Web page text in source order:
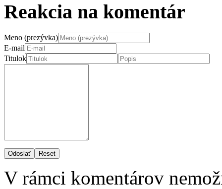
Reakcia na komentár
Meno (prezývka)
E-mail
Titulok
Odoslať Reset
V rámci komentárov